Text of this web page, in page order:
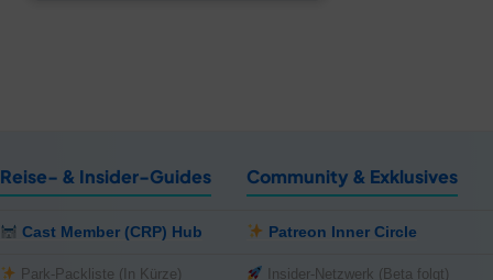
Reise- & Insider-Guides
Cast Member (CRP) Hub
Park-Packliste (In Kürze)
Community & Exklusives
Patreon Inner Circle
Insider-Netzwerk (Beta folgt)